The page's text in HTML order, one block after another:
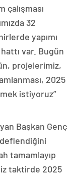
32
yapımı
var. Bugün
projelerimiz,
2025
istiyoruz”
Başkan Genç
tamamlayıp
taktirde 2025